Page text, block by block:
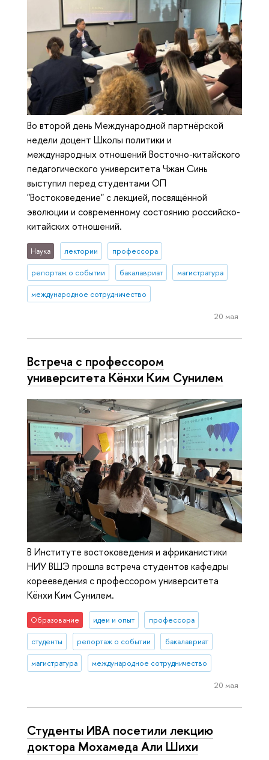
Во второй день Международной партнёрской
недели доцент Школы политики и
международных отношений Восточно-китайского
педагогического университета Чжан Синь
выступил перед студентами ОП
"Востоковедение" с лекцией, посвящённой
эволюции и современному состоянию российско-
китайских отношений.
Наука лектории профессора
репортаж о событии бакалавриат магистратура
международное сотрудничество
20 мая
Встреча с профессором
университета Кёнхи Ким Сунилем
В Институте востоковедения и африканистики
НИУ ВШЭ прошла встреча студентов кафедры
корееведения с профессором университета
Кёнхи Ким Сунилем.
Образование идеи и опыт профессора
студенты репортаж о событии бакалавриат
магистратура международное сотрудничество
20 мая
Студенты ИВА посетили лекцию
доктора Мохамеда Али Шихи